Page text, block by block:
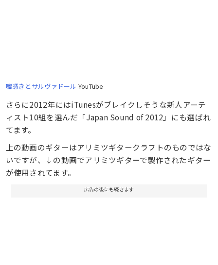
嘘憑きとサルヴァドール YouTube
さらに2012年にはiTunesがブレイクしそうな新人アーテ
ィスト10組を選んだ「Japan Sound of 2012」にも選ばれ
てます。
上の動画のギターはアリミツギタークラフトのものではな
いですが、↓の動画でアリミツギターで製作されたギター
が使用されてます。
広告の後にも続きます